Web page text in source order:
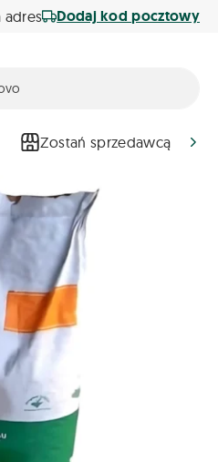
adres Dodaj kod pocztowy
Zostań sprzedawcą